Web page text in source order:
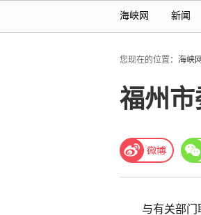
海峡网 新闻
您现在的位置： 海峡网
福州
与有关部